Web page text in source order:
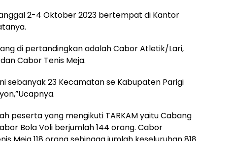
2-4 Oktober 2023 bertempat di Kantor
di pertandingkan adalah Cabor Atletik/Lari,
Cabor Tenis Meja.
sebanyak 23 Kecamatan se Kabupaten Parigi
peserta yang mengikuti TARKAM yaitu Cabang
Bola Voli berjumlah 144 orang. Cabor